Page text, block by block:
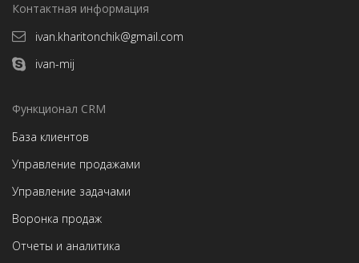
Контактная информация
ivan.kharitonchik@gmail.com
ivan-mij
Функционал CRM
База клиентов
Управление продажами
Управление задачами
Воронка продаж
Отчеты и аналитика